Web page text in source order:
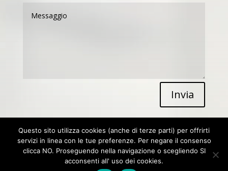
Invia
Questo sito utilizza cookies (anche di terze parti) per offrirti
servizi in linea con le tue preferenze. Per negare il consenso
clicca NO. Proseguendo nella navigazione o scegliendo SI
acconsenti all' uso dei cookies.